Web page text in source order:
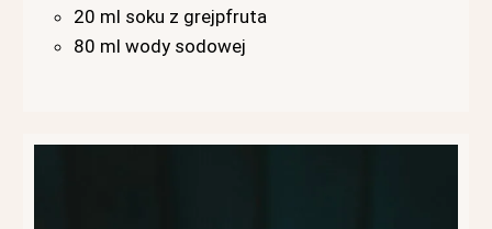
20 ml soku z grejpfruta
80 ml wody sodowej